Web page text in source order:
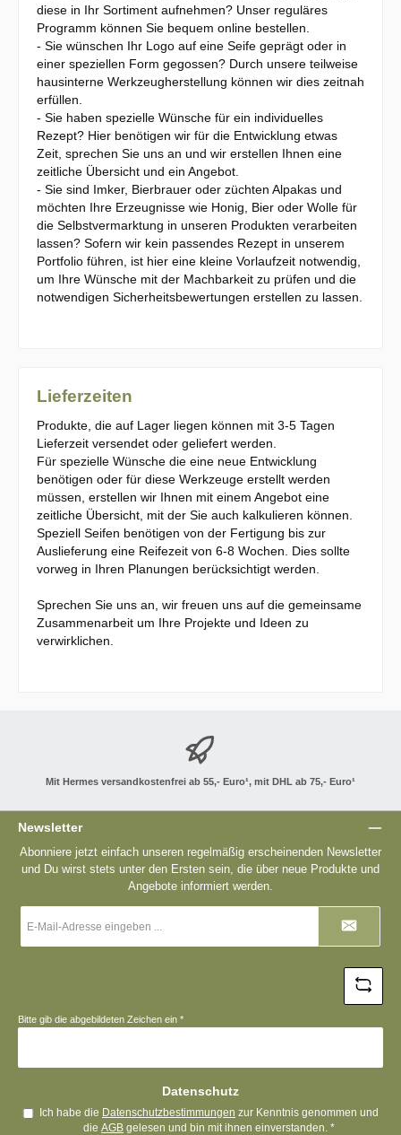
diese in Ihr Sortiment aufnehmen? Unser reguläres
Programm können Sie bequem online bestellen.
- Sie wünschen Ihr Logo auf eine Seife geprägt oder in
einer speziellen Form gegossen? Durch unsere teilweise
hausinterne Werkzeugherstellung können wir dies zeitnah
erfüllen.
- Sie haben spezielle Wünsche für ein individuelles
Rezept? Hier benötigen wir für die Entwicklung etwas
Zeit, sprechen Sie uns an und wir erstellen Ihnen eine
zeitliche Übersicht und ein Angebot.
- Sie sind Imker, Bierbrauer oder züchten Alpakas und
möchten Ihre Erzeugnisse wie Honig, Bier oder Wolle für
die Selbstvermarktung in unseren Produkten verarbeiten
lassen? Sofern wir kein passendes Rezept in unserem
Portfolio führen, ist hier eine kleine Vorlaufzeit notwendig,
um Ihre Wünsche mit der Machbarkeit zu prüfen und die
notwendigen Sicherheitsbewertungen erstellen zu lassen.
Lieferzeiten
Produkte, die auf Lager liegen können mit 3-5 Tagen
Lieferzeit versendet oder geliefert werden.
Für spezielle Wünsche die eine neue Entwicklung
benötigen oder für diese Werkzeuge erstellt werden
müssen, erstellen wir Ihnen mit einem Angebot eine
zeitliche Übersicht, mit der Sie auch kalkulieren können.
Speziell Seifen benötigen von der Fertigung bis zur
Auslieferung eine Reifezeit von 6-8 Wochen. Dies sollte
vorweg in Ihren Planungen berücksichtigt werden.
Sprechen Sie uns an, wir freuen uns auf die gemeinsame
Zusammenarbeit um Ihre Projekte und Ideen zu
verwirklichen.
Mit Hermes versandkostenfrei ab 55,- Euro¹, mit DHL ab 75,- Euro¹
Newsletter
Abonniere jetzt einfach unseren regelmäßig erscheinenden Newsletter
und Du wirst stets unter den Ersten sein, die über neue Produkte und
Angebote informiert werden.
Mail-
Bitte gib die abgebildeten Zeichen ein *
Datenschutz
Ich habe die Datenschutzbestimmungen zur Kenntnis genommen und
dieAGB gelesen und bin mit ihnen einverstanden.*